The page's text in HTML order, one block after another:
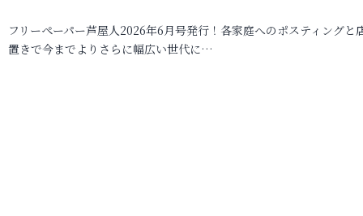
フリーペーパー芦屋人2026年6月号発行！各家庭へのポスティングと
置きで今までよりさらに幅広い世代に…